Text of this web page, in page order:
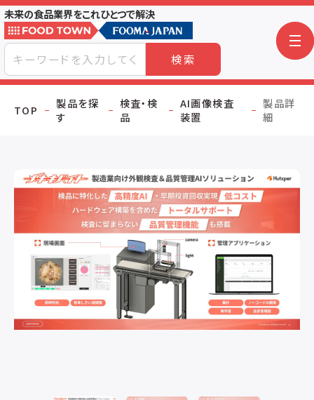
未来の食品業界をこれひとつで解決
検索
TOP
製品を探
す
検査・検
品
AI画像検査
装置
製品詳
細